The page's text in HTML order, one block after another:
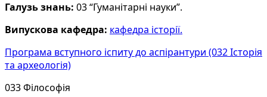
Галузь знань: 03 “Гуманітарні науки”.
Випускова кафедра: кафедра історії.
Програма вступного іспиту до аспірантури (032 Історія
та археологія)
033 Філософія